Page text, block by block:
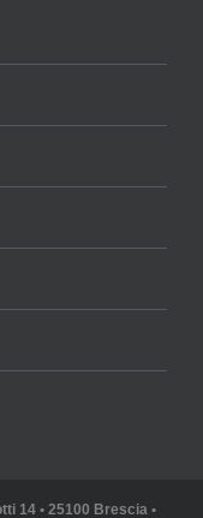
14 • 25100 Brescia •